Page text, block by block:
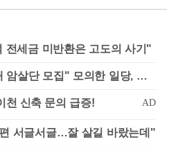
전세금 미반환은 고도의 사기"
오픈채팅방서 "정청래 암살단 모집" 모의한 일당, 불구속 송치
서글서글…잘 살길 바랐는데"